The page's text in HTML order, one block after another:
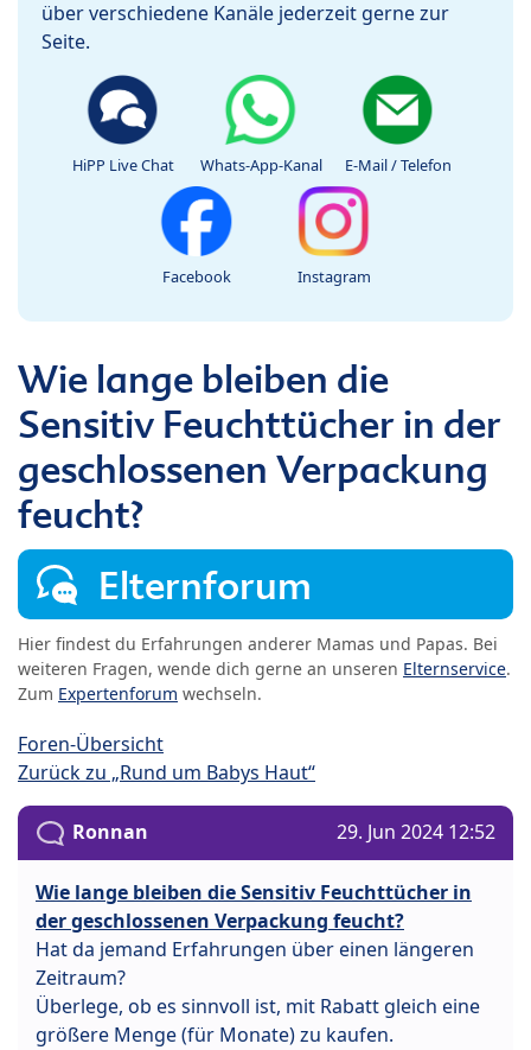
über verschiedene Kanäle jederzeit gerne zur
Seite.
HiPP Live Chat Whats-App-Kanal E-Mail / Telefon
Facebook Instagram
Wie lange bleiben die
Sensitiv Feuchttücher in der
geschlossenen Verpackung
feucht?
Elternforum
Hier findest du Erfahrungen anderer Mamas und Papas. Bei
weiteren Fragen, wende dich gerne an unseren Elternservice.
Zum Expertenforum wechseln.
Foren-Übersicht
Zurück zu „Rund um Babys Haut“
Ronnan 29. Jun 2024 12:52
Wie lange bleiben die Sensitiv Feuchttücher in
der geschlossenen Verpackung feucht?
Hat da jemand Erfahrungen über einen längeren
Zeitraum?
Überlege, ob es sinnvoll ist, mit Rabatt gleich eine
größere Menge (für Monate) zu kaufen.